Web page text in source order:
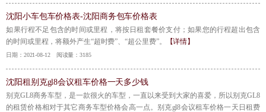
沈阳小车包车价格表-沈阳商务包车价格表
​如果行程不足包含的时间或里程，将按日租套餐价支付；如果您的行程超出包含
的时间或里程，将额外产生“超时费”、“超公里费”。
【详情】
日期：2021-08-12 阅读量：3185
沈阳租别克gl8会议租车价格一天多少钱
​别克GL8商务车型，是一款很火的车型，一直以来受到大家的喜爱，所以别克GL8
的租赁价格相对于其它商务车型价格会高一点。别克gl8会议租车价格一天日租费